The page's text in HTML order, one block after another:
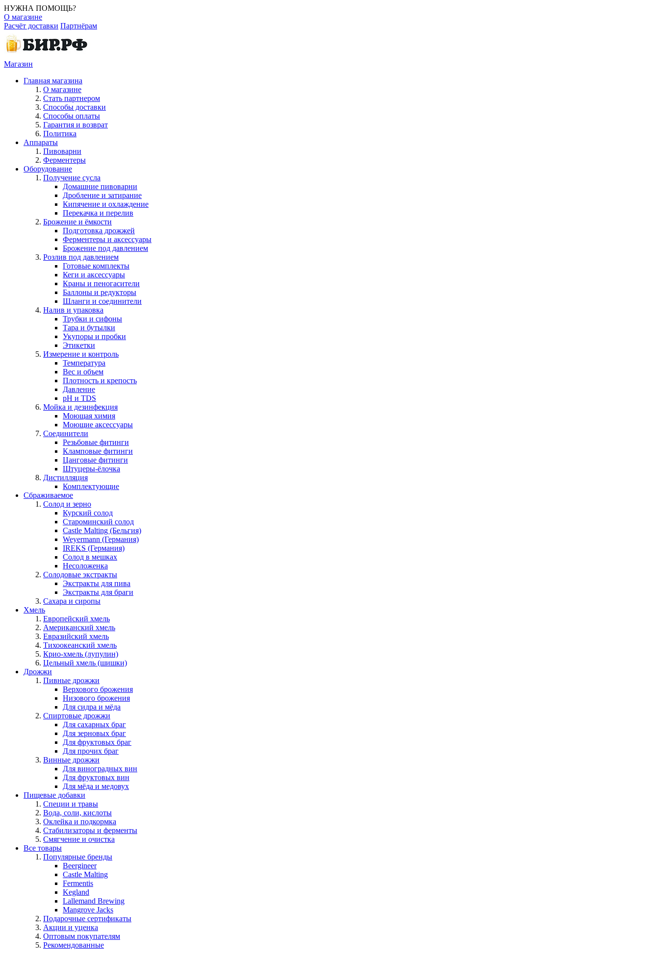
НУЖНА ПОМОЩЬ?
О магазине
Расчёт доставки Партнёрам
Магазин
Главная магазина
О магазине
Стать партнером
Способы доставки
Способы оплаты
Гарантия и возврат
Политика
Аппараты
Пивоварни
Ферментеры
Оборудование
Получение сусла
Домашние пивоварни
Дробление и затирание
Кипячение и охлаждение
Перекачка и перелив
Брожение и ёмкости
Подготовка дрожжей
Ферментеры и аксессуары
Брожение под давлением
Розлив под давлением
Готовые комплекты
Кеги и аксессуары
Краны и пеногасители
Баллоны и редукторы
Шланги и соединители
Налив и упаковка
Трубки и сифоны
Тара и бутылки
Укупоры и пробки
Этикетки
Измерение и контроль
Температура
Вес и объем
Плотность и крепость
Давление
pH и TDS
Мойка и дезинфекция
Моющая химия
Моющие аксессуары
Соединители
Резьбовые фитинги
Кламповые фитинги
Цанговые фитинги
Штуцеры-ёлочка
Дистилляция
Комплектующие
Сбраживаемое
Солод и зерно
Курский солод
Староминский солод
Castle Malting (Бельгия)
Weyermann (Германия)
IREKS (Германия)
Солод в мешках
Несоложенка
Солодовые экстракты
Экстракты для пива
Экстракты для браги
Сахара и сиропы
Хмель
Европейский хмель
Американский хмель
Евразийский хмель
Тихоокеанский хмель
Крио-хмель (лупулин)
Цельный хмель (шишки)
Дрожжи
Пивные дрожжи
Верхового брожения
Низового брожения
Для сидра и мёда
Спиртовые дрожжи
Для сахарных браг
Для зерновых браг
Для фруктовых браг
Для прочих браг
Винные дрожжи
Для виноградных вин
Для фруктовых вин
Для мёда и медовух
Пищевые добавки
Специи и травы
Вода, соли, кислоты
Оклейка и подкормка
Стабилизаторы и ферменты
Смягчение и очистка
Все товары
Популярные бренды
Beergineer
Castle Malting
Fermentis
Kegland
Lallemand Brewing
Mangrove Jacks
Подарочные сертификаты
Акции и уценка
Оптовым покупателям
Рекомендованные